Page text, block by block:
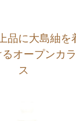
品に大島紬を
オープンカ
ス